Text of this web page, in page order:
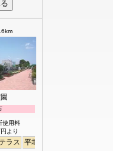
使用料
より
テラス 平坦